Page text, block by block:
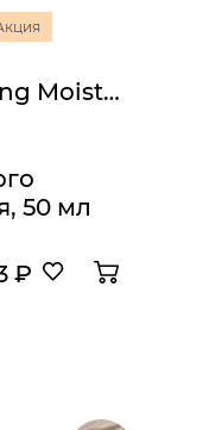
Forever Young Moisture Fusion Cream
50 мл
₽